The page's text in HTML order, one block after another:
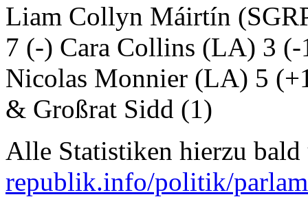
Liam Collyn Máirtín
7 (-) Cara Collins (LA) 3
Nicolas Monnier (LA) 5
& Großrat Sidd (1)
Alle Statistiken hierzu
republik.info/politik/